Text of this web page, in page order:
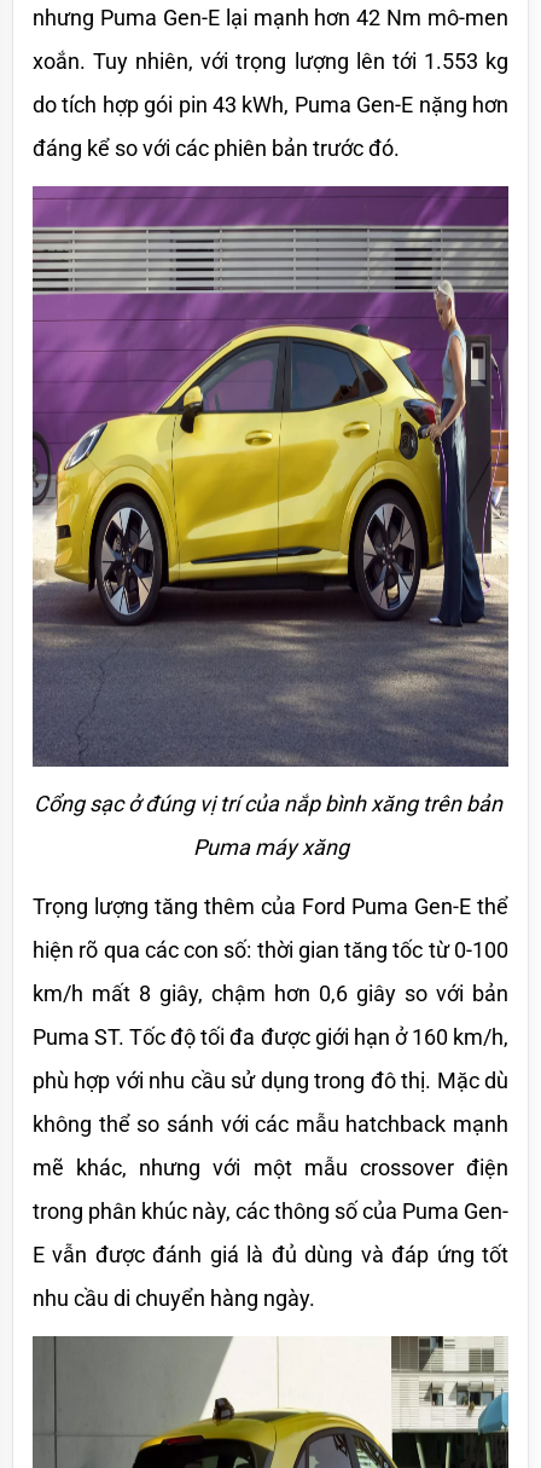
nhưng Puma Gen-E lại mạnh hơn 42 Nm mô-men
xoắn. Tuy nhiên, với trọng lượng lên tới 1.553 kg
do tích hợp gói pin 43 kWh, Puma Gen-E nặng hơn
đáng kể so với các phiên bản trước đó.
Cổng sạc ở đúng vị trí của nắp bình xăng trên bản
Puma máy xăng
Trọng lượng tăng thêm của Ford Puma Gen-E thể
hiện rõ qua các con số: thời gian tăng tốc từ 0-100
km/h mất 8 giây, chậm hơn 0,6 giây so với bản
Puma ST. Tốc độ tối đa được giới hạn ở 160 km/h,
phù hợp với nhu cầu sử dụng trong đô thị. Mặc dù
không thể so sánh với các mẫu hatchback mạnh
mẽ khác, nhưng với một mẫu crossover điện
trong phân khúc này, các thông số của Puma Gen-
E vẫn được đánh giá là đủ dùng và đáp ứng tốt
nhu cầu di chuyển hàng ngày.